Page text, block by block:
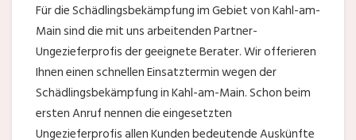
Für die Schädlingsbekämpfung im Gebiet von Kahl-am-
Main sind die mit uns arbeitenden Partner-
Ungezieferprofis der geeignete Berater. Wir offerieren
Ihnen einen schnellen Einsatztermin wegen der
Schädlingsbekämpfung in Kahl-am-Main. Schon beim
ersten Anruf nennen die eingesetzten
Ungezieferprofis allen Kunden bedeutende Auskünfte